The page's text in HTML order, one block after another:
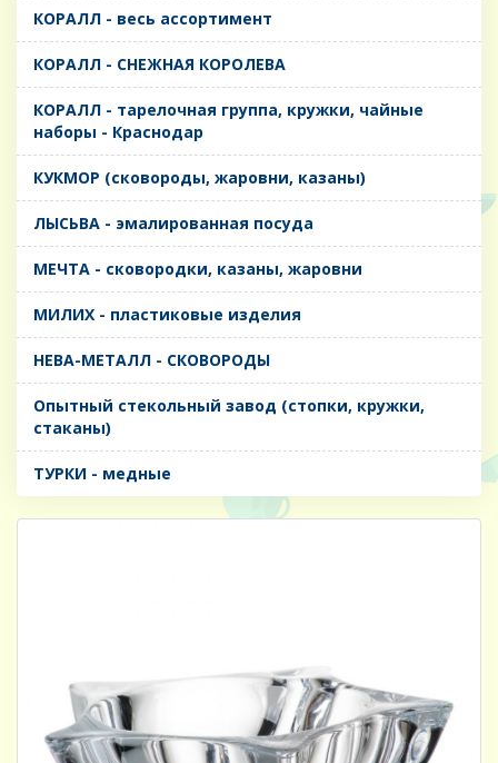
КОРАЛЛ - весь ассортимент
КОРАЛЛ - СНЕЖНАЯ КОРОЛЕВА
КОРАЛЛ - тарелочная группа, кружки, чайные
наборы - Краснодар
КУКМОР (сковороды, жаровни, казаны)
ЛЫСЬВА - эмалированная посуда
МЕЧТА - сковородки, казаны, жаровни
МИЛИХ - пластиковые изделия
НЕВА-МЕТАЛЛ - СКОВОРОДЫ
Опытный стекольный завод (стопки, кружки,
стаканы)
ТУРКИ - медные